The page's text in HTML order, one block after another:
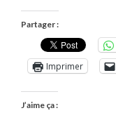
Partager :
Imprimer
J’aime ça :